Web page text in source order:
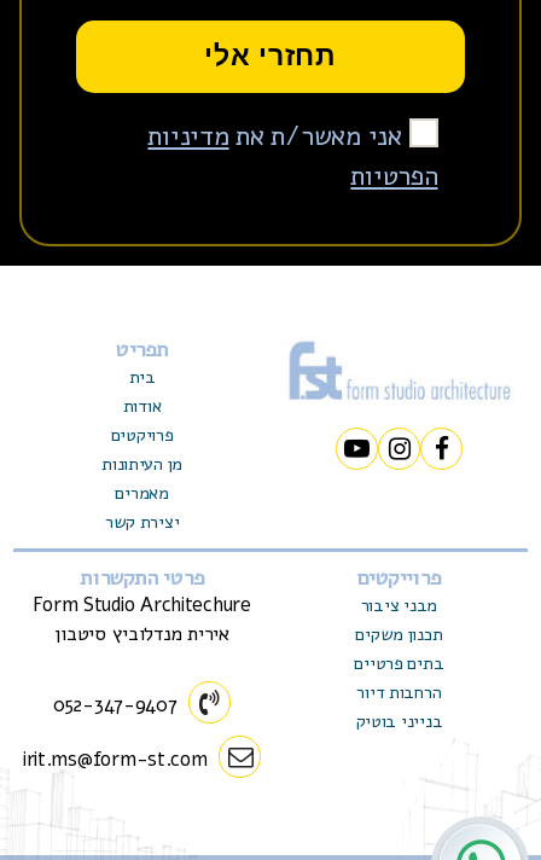
אני מאשר/ת אתמדיניות
הפרטיות
תפריט
בית
אודות
פרויקטים
מן העיתונות
מאמרים
יצירת קשר
פרוייקטים
מבני ציבור
תכנון משקים
בתים פרטיים
הרחבות דיור
בנייני בוטיק
פרטי התקשרות
Form Studio Architechure
אירית מנדלוביץ סיטבון
052-347-9407
irit.ms@form-st.com